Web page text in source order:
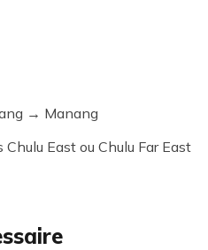
→ Manang
East ou Chulu Far East